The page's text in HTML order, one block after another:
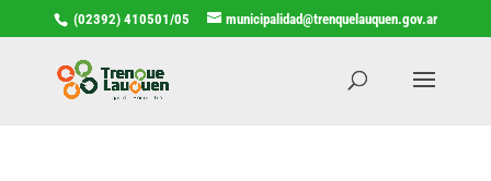
(02392) 410501/05 municipalidad@trenquelauquen.gov.ar